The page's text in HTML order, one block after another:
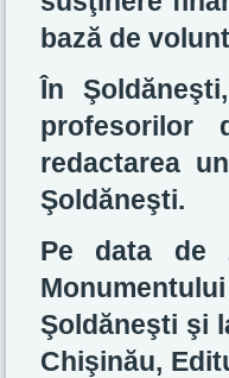
bază de
În
profesorilor
redactarea
Şoldăneşti.
Pe data de
Şoldăneşti şi
Chişinău,